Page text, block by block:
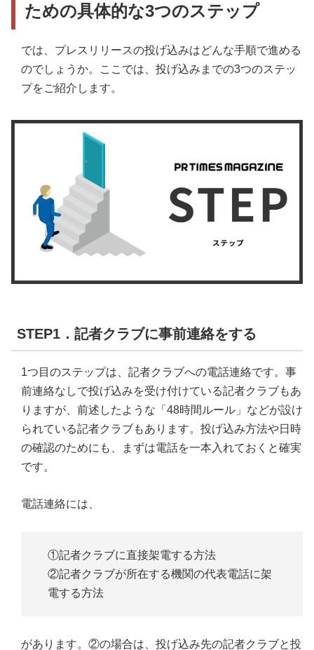
ための具体的な3つのステップ
では、プレスリリースの投げ込みはどんな手順で進める
のでしょうか。ここでは、投げ込みまでの3つのステッ
プをご紹介します。
STEP1．記者クラブに事前連絡をする
1つ目のステップは、記者クラブへの電話連絡です。事
前連絡なしで投げ込みを受け付けている記者クラブもあ
りますが、前述したような「48時間ルール」などが設け
られている記者クラブもあります。投げ込み方法や日時
の確認のためにも、まずは電話を一本入れておくと確実
です。
電話連絡には、
①記者クラブに直接架電する方法
②記者クラブが所在する機関の代表電話に架
電する方法
があります。②の場合は、投げ込み先の記者クラブと投